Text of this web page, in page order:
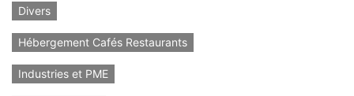
Divers
Hébergement Cafés Restaurants
Industries et PME